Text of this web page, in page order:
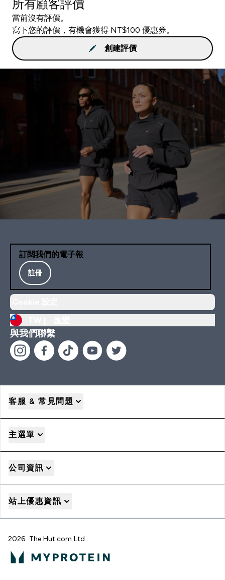
所有顧客評價
當前沒有評價。
寫下您的評價，有機會獲得 NT$100 優惠券。
創建評價
訂閱我們的電子報
註冊
與我們聯繫
客服 & 常見問題
主選單
公司資訊
站上優惠資訊
2026 The Hut.com Ltd